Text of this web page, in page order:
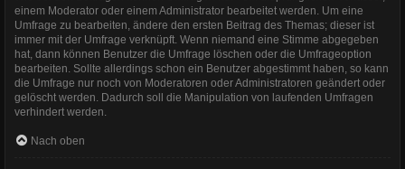
einem Moderator oder einem Administrator bearbeitet werden. Um eine
Umfrage zu bearbeiten, ändere den ersten Beitrag des Themas; dieser ist
immer mit der Umfrage verknüpft. Wenn niemand eine Stimme abgegeben
hat, dann können Benutzer die Umfrage löschen oder die Umfrageoption
bearbeiten. Sollte allerdings schon ein Benutzer abgestimmt haben, so kann
die Umfrage nur noch von Moderatoren oder Administratoren geändert oder
gelöscht werden. Dadurch soll die Manipulation von laufenden Umfragen
verhindert werden.
Nach oben